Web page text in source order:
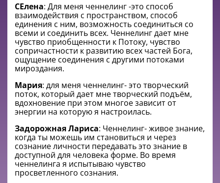
СЕлена: Для меня ченнелинг -это способ
взаимодействия с пространством, способ
единения с ним, возможность соединиться со
всеми и соединить всех. Ченнелинг дает мне
чувство приобщенности к Потоку, чувство
сопричастности к развитию всех частей Бога,
ощущение соединения с другими потоками
мироздания.
Мария: для меня ченнелинг- это творческий
поток, который дает мне творческий подъём,
вдохновение при этом многое зависит от
энергии на которую я настроилась.
Задорожная Лариса: Ченнелинг- живое знание,
когда ты можешь им становиться и через
сознание личности передавать это знание в
доступной для человека форме. Во время
ченнелинга я испытываю чувство
просветленного сознания.